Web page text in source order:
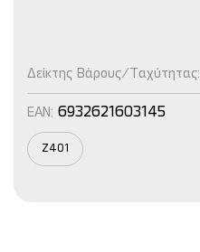
Δείκτης Βάρους/Ταχύτητας:
EAN: 6932621603145
Z401